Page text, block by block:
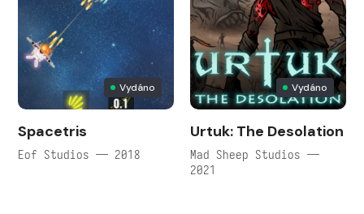
Vydáno
Spacetris
Eof Studios — 2018
Vydáno
Urtuk: The Desolation
Mad Sheep Studios —
2021